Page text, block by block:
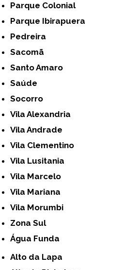
Parque Colonial
Parque Ibirapuera
Pedreira
Sacomã
Santo Amaro
Saúde
Socorro
Vila Alexandria
Vila Andrade
Vila Clementino
Vila Lusitania
Vila Marcelo
Vila Mariana
Vila Morumbi
Zona Sul
Água Funda
Alto da Lapa